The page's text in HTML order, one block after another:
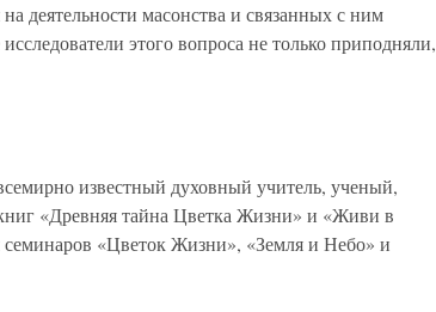
деятельности масонства и связанных с ним
этого вопроса не только приподняли,
известный духовный учитель, ученый,
книг «Древняя тайна Цветка Жизни» и «Живи в
семинаров «Цветок Жизни», «Земля и Небо» и